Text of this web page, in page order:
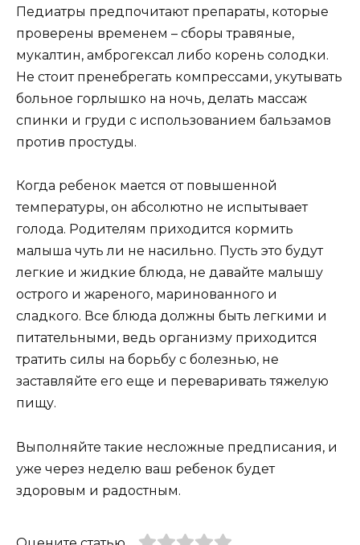
Педиатры предпочитают препараты, которые
проверены временем – сборы травяные,
мукалтин, амброгексал либо корень солодки.
Не стоит пренебрегать компрессами, укутывать
больное горлышко на ночь, делать массаж
спинки и груди с использованием бальзамов
против простуды.
Когда ребенок мается от повышенной
температуры, он абсолютно не испытывает
голода. Родителям приходится кормить
малыша чуть ли не насильно. Пусть это будут
легкие и жидкие блюда, не давайте малышу
острого и жареного, маринованного и
сладкого. Все блюда должны быть легкими и
питательными, ведь организму приходится
тратить силы на борьбу с болезнью, не
заставляйте его еще и переваривать тяжелую
пищу.
Выполняйте такие несложные предписания, и
уже через неделю ваш ребенок будет
здоровым и радостным.